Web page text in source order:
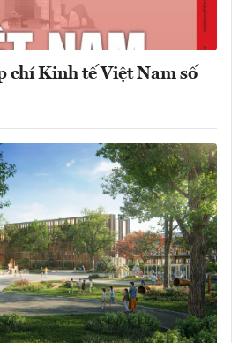
chí Kinh tế Việt Nam số